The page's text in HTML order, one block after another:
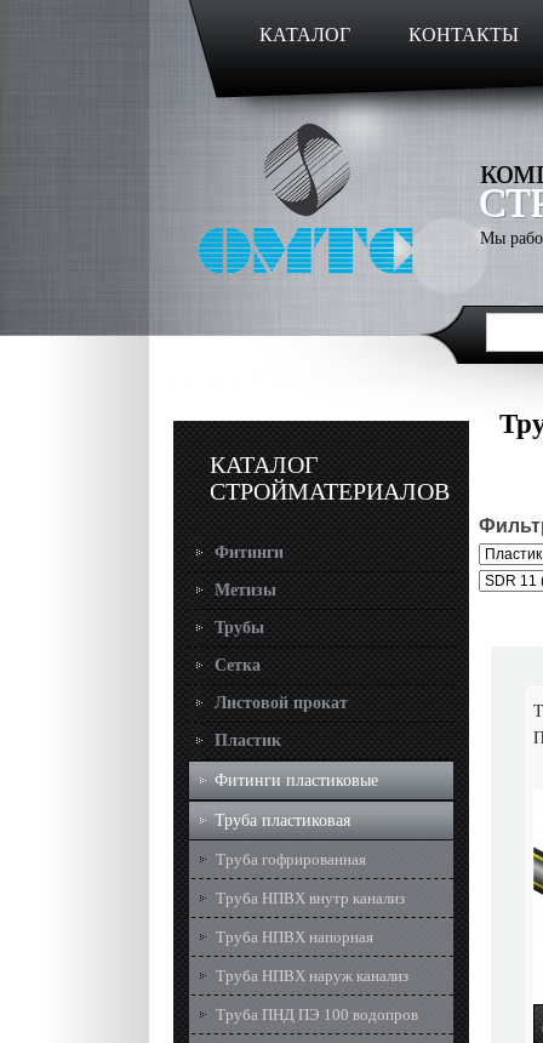
КАТАЛОГ КОНТАКТЫ
Мы
КАТАЛОГ
СТРОЙМАТЕРИАЛОВ
Фитинги
Метизы
Трубы
Сетка
Листовой прокат
Пластик
Фитинги пластиковые
Труба пластиковая
Труба гофрированная
Труба НПВХ внутр канализ
Труба НПВХ напорная
Труба НПВХ наруж канализ
Труба ПНД ПЭ 100 водопров